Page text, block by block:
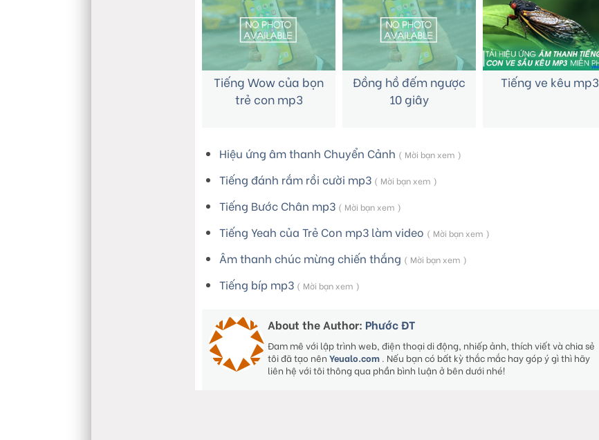
Tiếng Wow của bọn
trẻ con mp3
Đồng hồ đếm ngược
10 giây
Tiếng ve kêu mp3
Hiệu ứng âm thanh Chuyển Cảnh ( Mời bạn xem )
Tiếng đánh rắm rồi cười mp3 ( Mời bạn xem )
Tiếng Bước Chân mp3 ( Mời bạn xem )
Tiếng Yeah của Trẻ Con mp3 làm video ( Mời bạn xem )
Âm thanh chúc mừng chiến thắng ( Mời bạn xem )
Tiếng bíp mp3 ( Mời bạn xem )
About the Author: Phước ĐT
Đam mê với lập trình web, điện thoại di động, nhiếp ảnh, thích viết và chia sẻ
tôi đã tạo nên Yeualo.com . Nếu bạn có bất kỳ thắc mắc hay góp ý gì thì hãy
liên hệ với tôi thông qua phần bình luận ở bên dưới nhé!